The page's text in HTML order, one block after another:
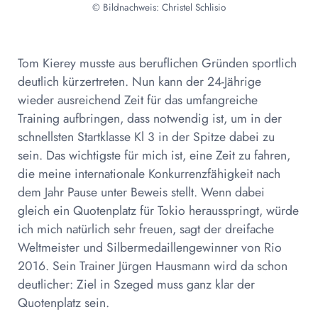
© Bildnachweis: Christel Schlisio
Tom Kierey musste aus beruflichen Gründen sportlich
deutlich kürzertreten. Nun kann der 24-Jährige
wieder ausreichend Zeit für das umfangreiche
Training aufbringen, dass notwendig ist, um in der
schnellsten Startklasse Kl 3 in der Spitze dabei zu
sein. Das wichtigste für mich ist, eine Zeit zu fahren,
die meine internationale Konkurrenzfähigkeit nach
dem Jahr Pause unter Beweis stellt. Wenn dabei
gleich ein Quotenplatz für Tokio herausspringt, würde
ich mich natürlich sehr freuen, sagt der dreifache
Weltmeister und Silbermedaillengewinner von Rio
2016. Sein Trainer Jürgen Hausmann wird da schon
deutlicher: Ziel in Szeged muss ganz klar der
Quotenplatz sein.